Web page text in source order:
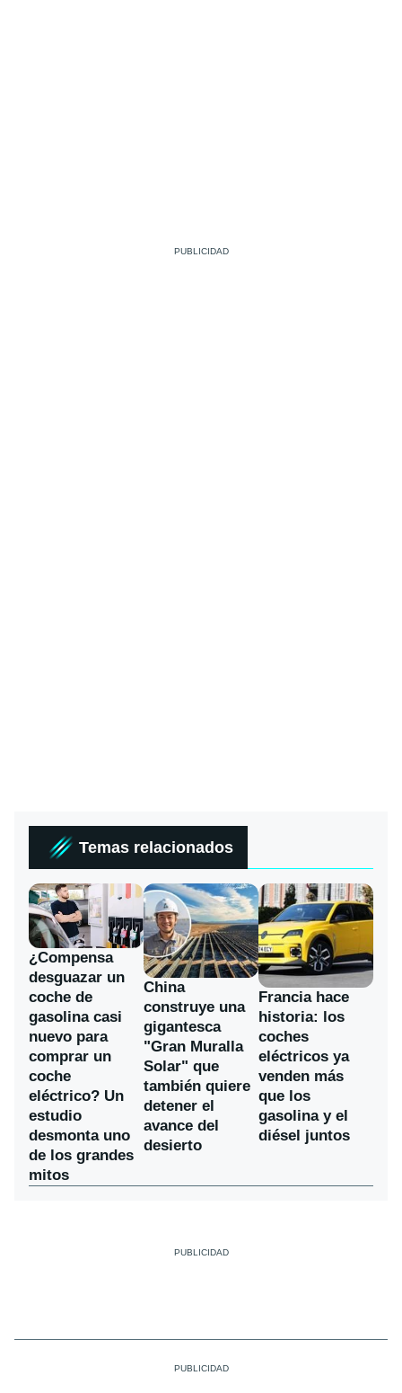
Temas relacionados
¿Compensa
desguazar un
coche de
gasolina casi
nuevo para
comprar un
coche
eléctrico? Un
estudio
desmonta uno
de los grandes
mitos
China
construye una
gigantesca
"Gran Muralla
Solar" que
también quiere
detener el
avance del
desierto
Francia hace
historia: los
coches
eléctricos ya
venden más
que los
gasolina y el
diésel juntos